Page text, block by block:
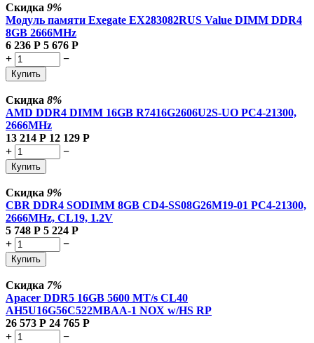
Скидка 9%
Модуль памяти Exegate EX283082RUS Value DIMM DDR4
8GB 2666MHz
6 236 Р 5 676 Р
+
−
Купить
Скидка 8%
AMD DDR4 DIMM 16GB R7416G2606U2S-UO PC4-21300,
2666MHz
13 214 Р 12 129 Р
+
−
Купить
Скидка 9%
CBR DDR4 SODIMM 8GB CD4-SS08G26M19-01 PC4-21300,
2666MHz, CL19, 1.2V
5 748 Р 5 224 Р
+
−
Купить
Скидка 7%
Apacer DDR5 16GB 5600 MT/s CL40
AH5U16G56C522MBAA-1 NOX w/HS RP
26 573 Р 24 765 Р
+
−